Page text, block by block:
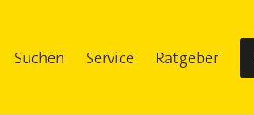
Suchen Service Ratgeber